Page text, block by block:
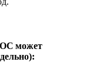
может